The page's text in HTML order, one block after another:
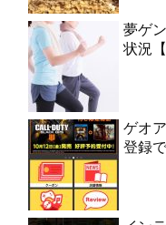
夢ゲ
状況
ゲオ
登録